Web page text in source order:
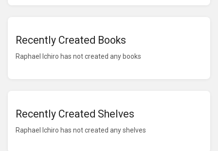
Recently Created Books
Raphael Ichiro has not created any books
Recently Created Shelves
Raphael Ichiro has not created any shelves